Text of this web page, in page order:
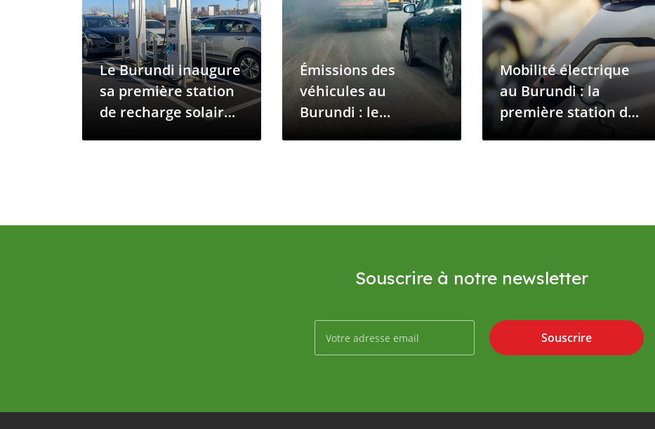
Le Burundi inaugure
sa première station
de recharge solaire
Émissions des
véhicules au
Burundi : le
Mobilité électrique
au Burundi : la
première station de
Souscrire à notre newsletter
Souscrire